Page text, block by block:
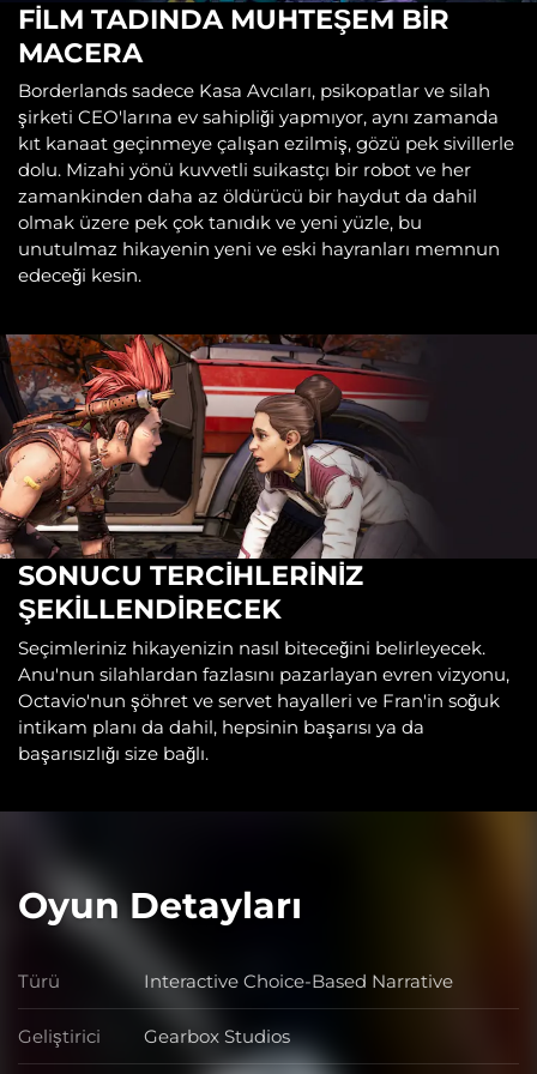
FİLM TADINDA MUHTEŞEM BİR
MACERA
Borderlands sadece Kasa Avcıları, psikopatlar ve silah
şirketi CEO'larına ev sahipliği yapmıyor, aynı zamanda
kıt kanaat geçinmeye çalışan ezilmiş, gözü pek sivillerle
dolu. Mizahi yönü kuvvetli suikastçı bir robot ve her
zamankinden daha az öldürücü bir haydut da dahil
olmak üzere pek çok tanıdık ve yeni yüzle, bu
unutulmaz hikayenin yeni ve eski hayranları memnun
edeceği kesin.
SONUCU TERCİHLERİNİZ
ŞEKİLLENDİRECEK
Seçimleriniz hikayenizin nasıl biteceğini belirleyecek.
Anu'nun silahlardan fazlasını pazarlayan evren vizyonu,
Octavio'nun şöhret ve servet hayalleri ve Fran'in soğuk
intikam planı da dahil, hepsinin başarısı ya da
başarısızlığı size bağlı.
Oyun Detayları
Türü Türü
Interactive Choice-Based Narrative
Geliştirici Geliştirici
Gearbox Studios